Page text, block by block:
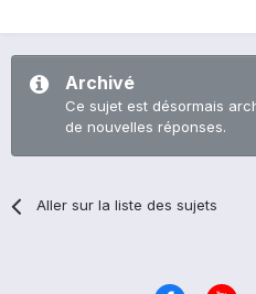
Archivé
Ce sujet est désormais
de nouvelles réponses.
Aller sur la liste des sujets